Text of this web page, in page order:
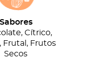
Sabores
Cítrico,
Frutal, Frutos
Secos